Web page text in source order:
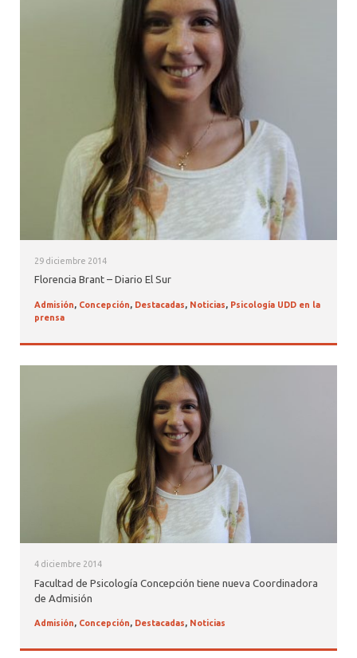
29 diciembre 2014
Florencia Brant – Diario El Sur
Admisión, Concepción, Destacadas, Noticias, Psicología UDD en la
prensa
4 diciembre 2014
Facultad de Psicología Concepción tiene nueva Coordinadora
de Admisión
Admisión, Concepción, Destacadas, Noticias